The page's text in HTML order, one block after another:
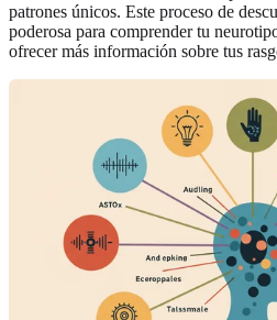
patrones únicos. Este proceso de
poderosa para comprender tu
ofrecer más información sobre tus